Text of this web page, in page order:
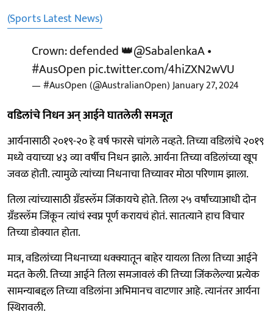
(Sports Latest News)
Crown: defended 👑@SabalenkaA•
#AusOpenpic.twitter.com/4hiZXN2wVU
— #AusOpen (@AustralianOpen)January 27, 2024
वडिलांचे निधन अन् आईने घातलेली समजूत
आर्यनासाठी २०१९-२० हे वर्ष फारसे चांगले नव्हते. तिच्या वडिलांचे २०१९
मध्ये वयाच्या ४३ व्या वर्षीच निधन झाले. आर्यना तिच्या वडिलांच्या खूप
जवळ होती. त्यामुळे त्यांच्या निधनाचा तिच्यावर मोठा परिणाम झाला.
तिला त्यांच्यासाठी ग्रँडस्लॅम जिंकायचे होते. तिला २५ वर्षांच्याआधी दोन
ग्रँडस्लॅम जिंकून त्यांचं स्वप्न पूर्ण करायचं होतं. सातत्याने हाच विचार
तिच्या डोक्यात होता.
मात्र, वडिलांच्या निधनाच्या धक्क्यातून बाहेर यायला तिला तिच्या आईने
मदत केली. तिच्या आईने तिला समजावलं की तिच्या जिंकलेल्या प्रत्येक
सामन्याबद्दल तिच्या वडिलांना अभिमानच वाटणार आहे. त्यानंतर आर्यना
स्थिरावली.